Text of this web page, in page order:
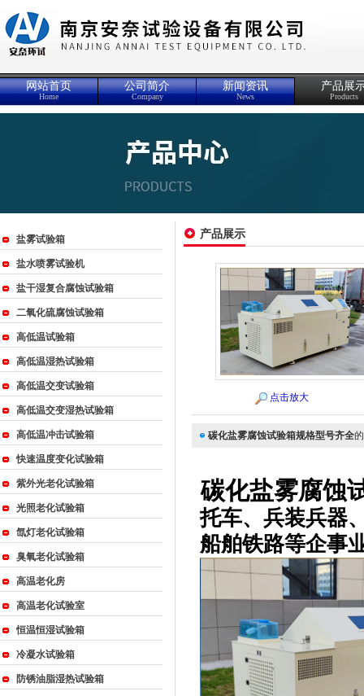
{_ComName}
网站首页
Home
公司简介
Company
新闻资讯
News
产品展
Products
盐雾试验箱
盐水喷雾试验机
盐干湿复合腐蚀试验箱
二氧化硫腐蚀试验箱
高低温试验箱
高低温湿热试验箱
高低温交变试验箱
高低温交变湿热试验箱
高低温冲击试验箱
快速温度变化试验箱
紫外光老化试验箱
光照老化试验箱
氙灯老化试验箱
臭氧老化试验箱
高温老化房
高温老化试验室
恒温恒湿试验箱
冷凝水试验箱
防锈油脂湿热试验箱
产品展示
点击放大
碳化盐雾腐蚀试验箱规格型号齐全
碳化盐雾腐蚀
托车、兵装兵器
船舶铁路等企事